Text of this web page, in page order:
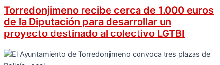
Torredonjimeno recibe cerca de 1.000 euros
de la Diputación para desarrollar un
proyecto destinado al colectivo LGTBI